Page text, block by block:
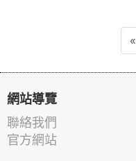
«
網站導覽
聯絡我們
官方網站